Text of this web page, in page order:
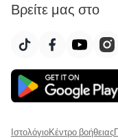
Βρείτε μας στο
ΙστολόγιοΚέντρο βοήθειας